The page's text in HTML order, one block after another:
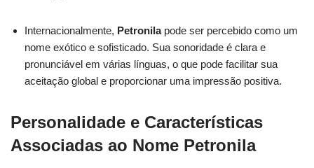
Internacionalmente, Petronilapode ser percebido como um
nome exótico e sofisticado. Sua sonoridade é clara e
pronunciável em várias línguas, o que pode facilitar sua
aceitação global e proporcionar uma impressão positiva.
Personalidade e Características
Associadas ao Nome Petronila